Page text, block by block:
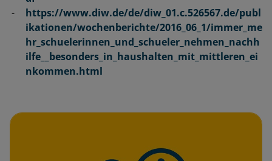
https://www.diw.de/de/diw_01.c.526567.de/publ
ikationen/wochenberichte/2016_06_1/immer_me
hr_schuelerinnen_und_schueler_nehmen_nachh
ilfe__besonders_in_haushalten_mit_mittleren_ei
nkommen.html